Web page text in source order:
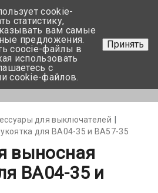
+375 17-350-99-56
+375 44-752-82-08
Задать вопрос
для выключателей
для ВА04-35 и ВА57-35
выносная
ВА04-35 и
cookie-
статистику,
вам самые
предложения.
coocie-файлы в
использовать
с
cookie-файлов.
Принять